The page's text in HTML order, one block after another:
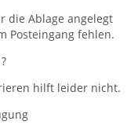
die Ablage angelegt
Posteingang fehlen.
hilft leider nicht.